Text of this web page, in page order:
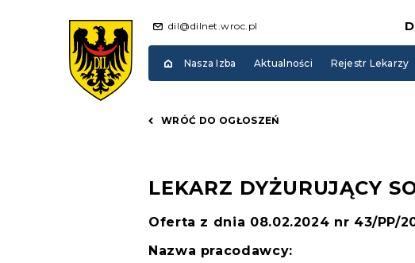
dil@dilnet.wroc.pl
Nasza Izba Aktualności Rejestr Lekarzy
WRÓĆ DO OGŁOSZEŃ
LEKARZ DYŻURUJĄCY
Oferta z dnia 08.02.2024 nr 43/PP/
Nazwa pracodawcy: